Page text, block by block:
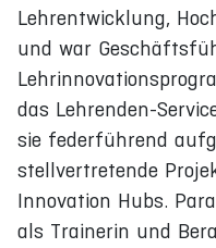
Lehrentwicklung,
und war
das Lehrenden-
sie federführend
stellvertretende
Innovation Hubs.
als Trainerin und